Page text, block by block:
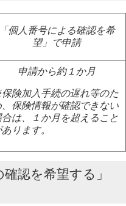
「個人番号による確認を希
望」で申請
申請から約１か月
険加入手続の遅れ等のた
、保険情報が確認できない
合は、１か月を超えること
あります。
認を希望する」